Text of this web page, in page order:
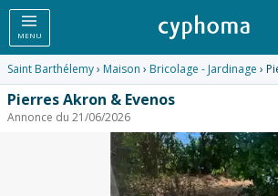
MENU
Saint Barthélemy› Maison › Bricolage - Jardinage ›
Pierres Akron & Evenos
Annonce du 21/06/2026